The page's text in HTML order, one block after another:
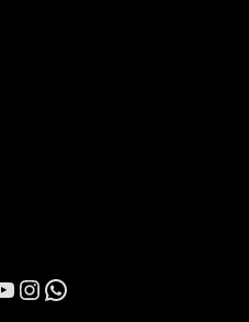
Instagram
WhatsApp